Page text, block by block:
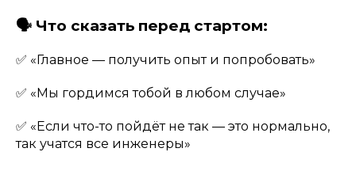
🗣️ Что сказать перед стартом:
✅ «Главное — получить опыт и попробовать»
✅ «Мы гордимся тобой в любом случае»
✅ «Если что-то пойдёт не так — это нормально,
так учатся все инженеры»